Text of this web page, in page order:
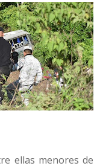
ellas menores de